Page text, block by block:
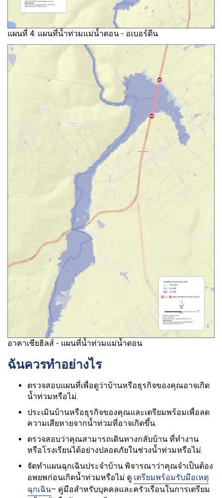
แผนที่ 4: แผนที่น้ำท่วมแม่น้ำดอน - อเบอร์ดีน
อาคาเซียฮิลส์ - แผนที่น้ำท่วมแม่น้ำดอน
ฉันควรทำอย่างไร
ตรวจสอบแผนที่เพื่อดูว่าบ้านหรือธุรกิจของคุณอาจเกิด
น้ำท่วมหรือไม่.
ประเมินบ้านหรือธุรกิจของคุณและเตรียมพร้อมเพื่อลด
ความเสียหายจากน้ำท่วมที่อาจเกิดขึ้น.
ตรวจสอบว่าคุณสามารถเดินทางกลับบ้าน ที่ทำงาน
หรือโรงเรียนได้อย่างปลอดภัยในช่วงน้ำท่วมหรือไม่.
จัดทำแผนฉุกเฉินประจำบ้าน พิจารณาว่าคุณจำเป็นต้อง
อพยพก่อนเกิดน้ำท่วมหรือไม่ ดู เตรียมพร้อมรับมือเหตุ
ฉุกเฉิน– คู่มือสำหรับบุคคลและครัวเรือนในการเตรียม